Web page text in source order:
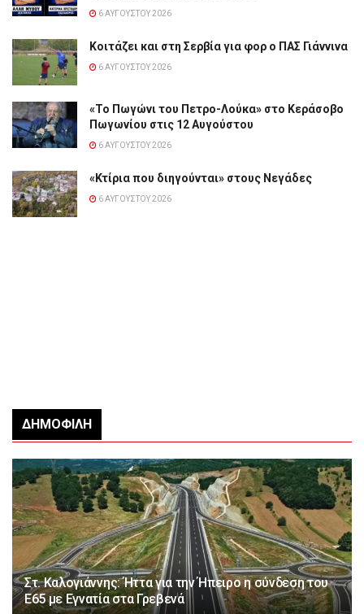
6 ΑΥΓΟΎΣΤΟΥ 2026
Κοιτάζει και στη Σερβία για φορ ο ΠΑΣ Γιάννινα
6 ΑΥΓΟΎΣΤΟΥ 2026
«Το Πωγώνι του Πετρο-Λούκα» στο Κεράσοβο
Πωγωνίου στις 12 Αυγούστου
6 ΑΥΓΟΎΣΤΟΥ 2026
«Κτίρια που διηγούνται» στους Νεγάδες
6 ΑΥΓΟΎΣΤΟΥ 2026
ΔΗΜΟΦΙΛΉ
Στ. Καλογιάννης: Ήττα για την Ήπειρο η σύνδεση του
Ε65 με Εγνατία στα Γρεβενά